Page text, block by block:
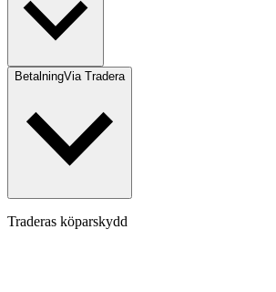
BetalningVia Tradera
Traderas köparskydd